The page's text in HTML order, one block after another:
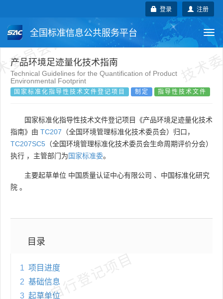
注册
登录
全国标准信息公共服务平台
国家标准 行业标准
团体标准
员会自行登记项目 技
产品环境足迹量化技术指南
Technical Guidelines for the Quantification of Product
Environmental Footprint
国家标准化指导性技术文件登记项目 制定 指导性技术文件
国家标准化指导性技术文件登记项目《产品环境足迹量化技术
指南》由 TC207 （全国环境管理标准化技术委员会）归口，
TC207SC5 （全国环境管理标准化技术委员会生命周期评价分会）
执行 ，主管部门为国家标准委。
主要起草单位 中国质量认证中心有限公司 、 中国标准化研究
院 。
目录
1 项目进度
2 基础信息
3 起草单位